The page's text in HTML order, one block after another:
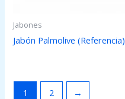
Jabones
Jabón Palmolive (Referencia)
1 2 →